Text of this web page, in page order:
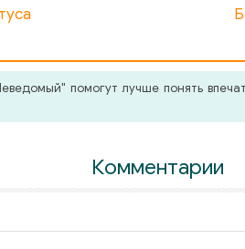
помогут лучше понять
Комментарии